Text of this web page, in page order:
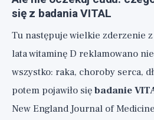
się z badania VITAL
Tu następuje wielkie zderzenie
lata witaminę D reklamowano
wszystko: raka, choroby serca,
potem pojawiło siębadanie
New England Journal of